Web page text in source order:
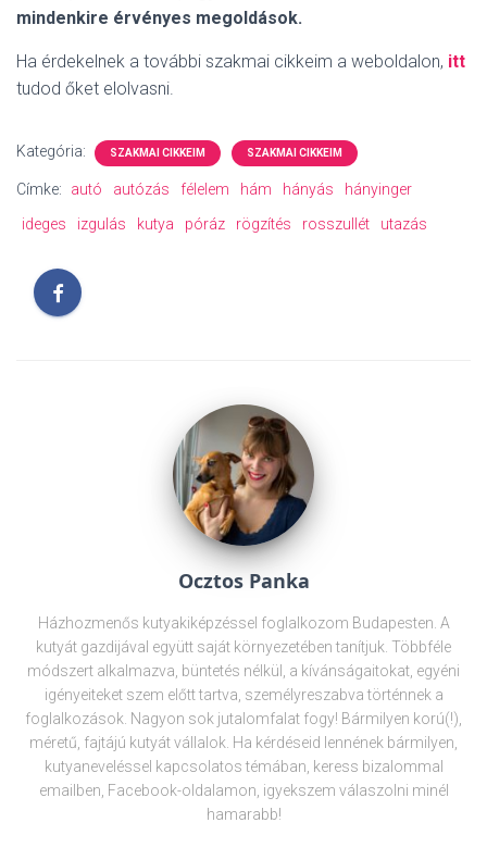
mindenkire érvényes megoldások.
Ha érdekelnek a további szakmai cikkeim a weboldalon, itt
tudod őket elolvasni.
Kategória: SZAKMAI CIKKEIM SZAKMAI CIKKEIM
Címke: autó autózás félelem hám hányás
hányinger
ideges
izgulás kutya póráz rögzítés rosszullét utazás
Ocztos Panka
Házhozmenős kutyakiképzéssel foglalkozom Budapesten. A
kutyát gazdijával együtt saját környezetében tanítjuk. Többféle
módszert alkalmazva, büntetés nélkül, a kívánságaitokat, egyéni
igényeiteket szem előtt tartva, személyreszabva történnek a
foglalkozások. Nagyon sok jutalomfalat fogy! Bármilyen korú(!),
méretű, fajtájú kutyát vállalok. Ha kérdéseid lennének bármilyen,
kutyaneveléssel kapcsolatos témában, keress bizalommal
emailben, Facebook-oldalamon, igyekszem válaszolni minél
hamarabb!